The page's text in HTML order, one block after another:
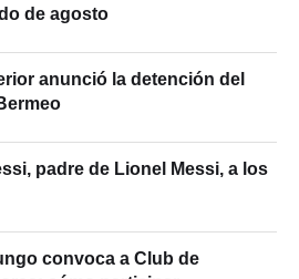
de agosto
anunció la detención del
padre de Lionel Messi, a los
convoca a Club de